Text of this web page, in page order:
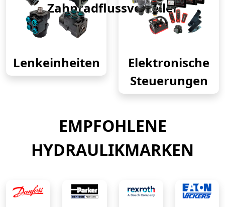
Zahnradflussverteiler
Lenkeinheiten
Elektronische
Steuerungen
EMPFOHLENE
HYDRAULIKMARKEN